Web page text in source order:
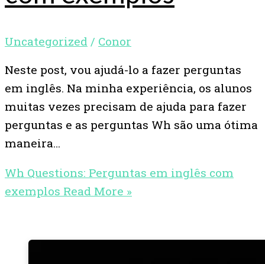
Uncategorized / Conor
Neste post, vou ajudá-lo a fazer perguntas
em inglês. Na minha experiência, os alunos
muitas vezes precisam de ajuda para fazer
perguntas e as perguntas Wh são uma ótima
maneira…
Wh Questions: Perguntas em inglês com
exemplos Read More »